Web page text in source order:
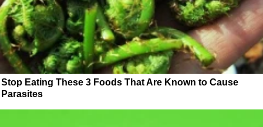
Stop Eating These 3 Foods That Are Known to Cause
Parasites